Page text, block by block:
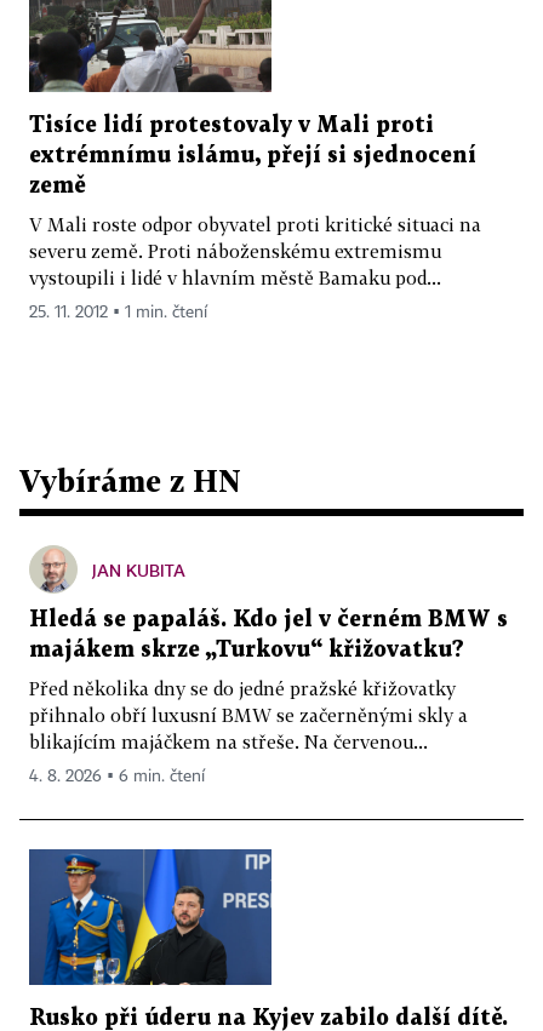
Tisíce lidí protestovaly v Mali proti
extrémnímu islámu, přejí si sjednocení
země
V Mali roste odpor obyvatel proti kritické situaci na
severu země. Proti náboženskému extremismu
vystoupili i lidé v hlavním městě Bamaku pod...
25. 11. 2012 ▪ 1 min. čtení
Vybíráme z HN
JAN KUBITA
Hledá se papaláš. Kdo jel v černém BMW s
majákem skrze „Turkovu“ křižovatku?
Před několika dny se do jedné pražské křižovatky
přihnalo obří luxusní BMW se začerněnými skly a
blikajícím majáčkem na střeše. Na červenou...
4. 8. 2026 ▪ 6 min. čtení
Rusko při úderu na Kyjev zabilo další dítě.